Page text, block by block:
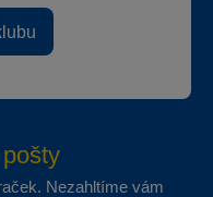
Nezahltíme vám